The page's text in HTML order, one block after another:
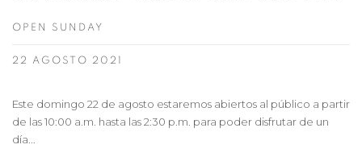
OPEN SUNDAY
22 AGOSTO 2021
Este domingo 22 de agosto estaremos abiertos al público a partir
de las 10:00 a.m. hasta las 2:30 p.m. para poder disfrutar de un
día...